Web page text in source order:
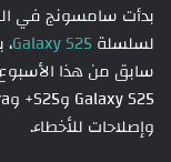
بدأت سامسونج في
لسلسلة Galaxy S25
سابق من هذا
وإصلاحات للأخطاء.